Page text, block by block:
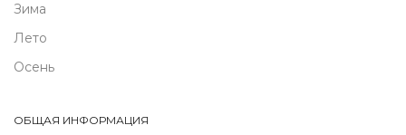
Зима
Лето
Осень
ОБЩАЯ ИНФОРМАЦИЯ